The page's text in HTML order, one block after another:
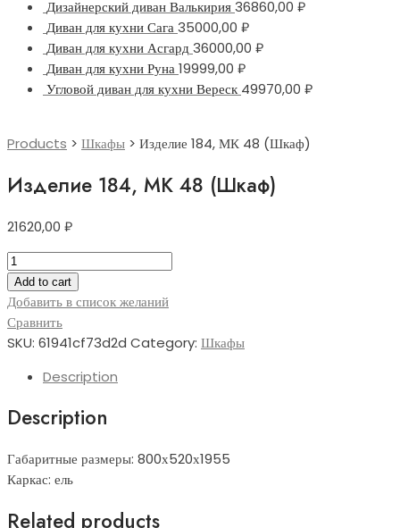
Дизайнерский диван Валькирия36860,00 ₽
Диван для кухни Сага35000,00 ₽
Диван для кухни Асгард36000,00 ₽
Диван для кухни Руна19999,00 ₽
Угловой диван для кухни Вереск 49970,00 ₽
Products > Шкафы > Изделие 184, МК 48 (Шкаф)
Изделие 184, МК 48 (Шкаф)
21620,00 ₽
Изделие
184,
МК
48
(Шкаф)
Add to cart
Добавить в список желаний
Сравнить
SKU: 61941cf73d2d Category: Шкафы
Description
Description
Габаритные размеры: 800х520х1955
Каркас: ель
Related products